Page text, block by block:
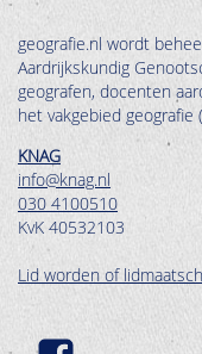
geografie.nl wordt
Aardrijkskundig
geografen, docenten
het vakgebied
KNAG
info@knag.nl
030 4100510
KvK 40532103
Lid worden of